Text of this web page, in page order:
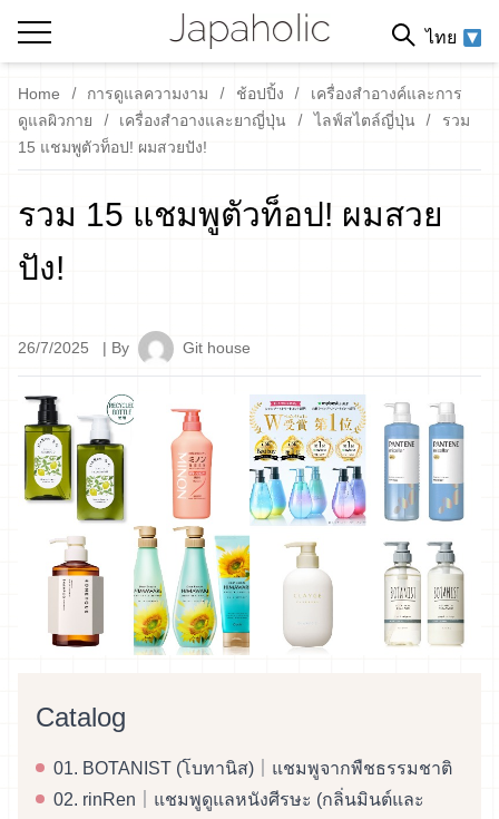
ไทย
Home การดูแลความงาม ช้อปปิ้ง
เครื่องสำอางค์และการ
ดูแลผิวกาย
เครื่องสำอางและยาญี่ปุ่น ไลฟ์สไตล์ญี่ปุ่น
รวม
15 แชมพูตัวท็อป! ผมสวยปัง!
รวม 15 แชมพูตัวท็อป! ผมสวย
ปัง!
26/7/2025 | By Git house
Catalog
01. BOTANIST (โบทานิส)｜แชมพูจากพืชธรรมชาติ
02. rinRen｜แชมพูดูแลหนังศีรษะ (กลิ่นมินต์และ